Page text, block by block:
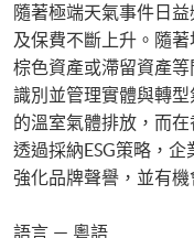
隨著極端天氣事件日
及保費不斷上升。隨
棕色資產或滯留資產
識別並管理實體與轉
的溫室氣體排放，而
透過採納ESG策略，
強化品牌聲譽，並有
語言 － 粵語